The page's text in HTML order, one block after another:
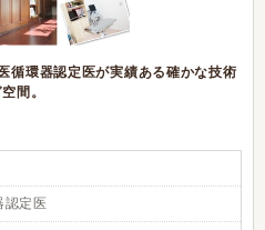
循環器認定医が実績ある確かな技術
間。
認定医